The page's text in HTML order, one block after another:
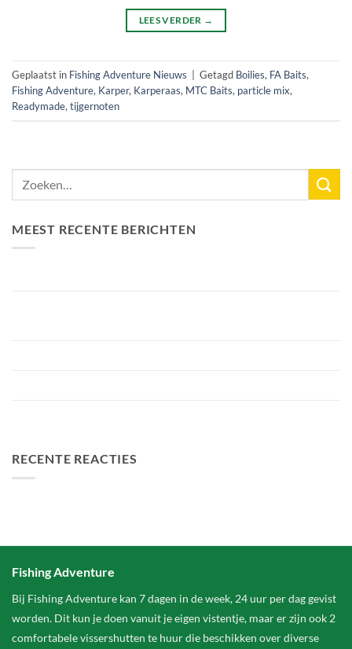
LEES VERDER →
Geplaatst in Fishing Adventure Nieuws Getagd Boilies, FA Baits,
Fishing Adventure, Karper, Karperaas, MTC Baits, particle mix,
Readymade, tijgernoten
MEEST RECENTE BERICHTEN
RECENTE REACTIES
Fishing Adventure
Bij Fishing Adventure kan 7 dagen in de week, 24 uur per dag gevist
worden. Dit kun je doen vanuit je eigen vistentje, maar er zijn ook 2
comfortabele vissershutten te huur die beschikken over diverse